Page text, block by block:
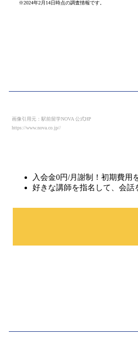
※2024年2月14日時点の調査情報です。
画像引用元：駅前留学NOVA 公式HP
https://www.nova.co.jp//
入会金0円/月謝制！初期費用
好きな講師を指名して、会話